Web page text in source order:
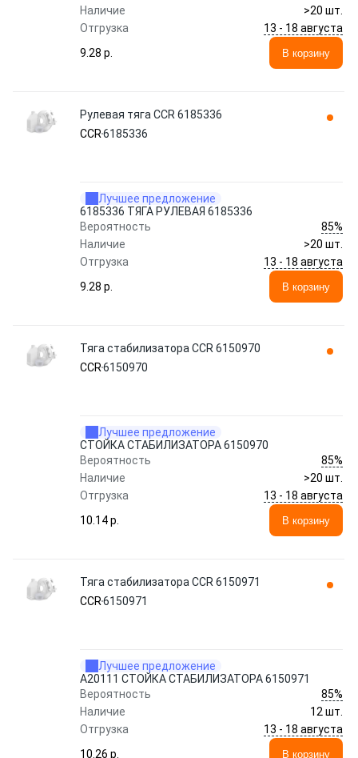
Наличие
>20 шт.
Отгрузка
13 - 18 августа
9.28 p.
В корзину
Рулевая тяга CCR 6185336
CCR6185336
Лучшее предложение
6185336 ТЯГА РУЛЕВАЯ 6185336
Вероятность
85%
Наличие
>20 шт.
Отгрузка
13 - 18 августа
9.28 p.
В корзину
Тяга стабилизатора CCR 6150970
CCR6150970
Лучшее предложение
СТОЙКА СТАБИЛИЗАТОРА 6150970
Вероятность
85%
Наличие
>20 шт.
Отгрузка
13 - 18 августа
10.14 p.
В корзину
Тяга стабилизатора CCR 6150971
CCR6150971
Лучшее предложение
A20111 СТОЙКА СТАБИЛИЗАТОРА 6150971
Вероятность
85%
Наличие
12 шт.
Отгрузка
13 - 18 августа
10.26 p.
В корзину